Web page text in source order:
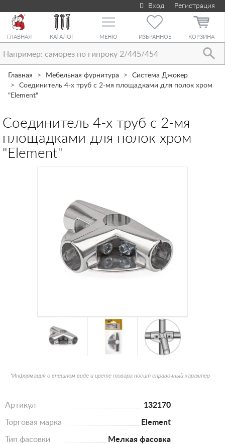
Вход Регистрация
ГЛАВНАЯ КАТАЛОГ
Toggle
МЕНЮ ИЗБРАННОЕ КОРЗИНА
Главная Мебельная фурнитура
Система Джокер
Соединитель 4-х труб с 2-мя площадками для полок хром
"Element"
Соединитель 4-х труб с 2-мя
площадками для полок хром
"Element"
*Информация о внешнем виде и цвете товара носит справочный характер
Артикул 132170
Торговая марка Element
Тип фасовки Мелкая фасовка